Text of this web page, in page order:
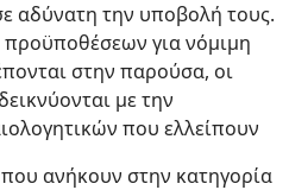
αδύνατη την υποβολή τους.
για νόμιμη
στην παρούσα, οι
με την
που ελλείπουν
ανήκουν στην κατηγορία